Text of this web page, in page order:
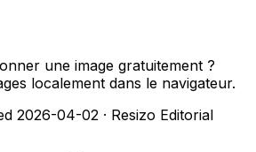
une image gratuitement ?
localement dans le navigateur.
2026-04-02 · Resizo Editorial